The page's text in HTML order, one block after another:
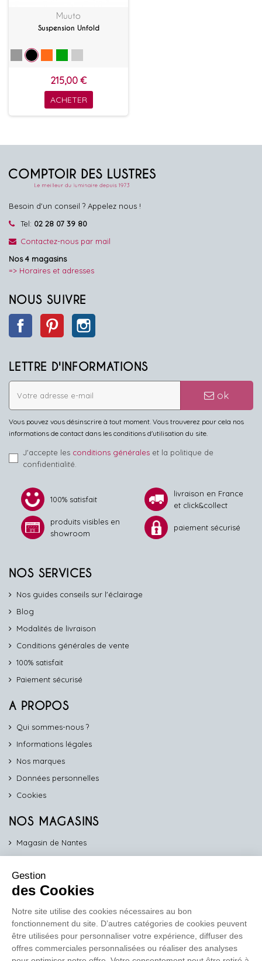
Muuto
Suspension Unfold
215,00 €
ACHETER
Besoin d'un conseil ? Appelez nous !
Tel: 02 28 07 39 80
Contactez-nous par mail
Nos 4 magasins
=> Horaires et adresses
NOUS SUIVRE
Facebook Pinterest
LETTRE D'INFORMATIONS
ok
Vous pouvez vous désinscrire à tout moment. Vous trouverez pour cela nos
informations de contact dans les conditions d'utilisation du site.
J'accepte les conditions générales et la politique de
confidentialité.
100% satisfait
livraison en France
et click&collect
produits visibles en
showroom
paiement sécurisé
NOS SERVICES
Nos guides conseils sur l'éclairage
Blog
Modalités de livraison
Conditions générales de vente
100% satisfait
Paiement sécurisé
A PROPOS
Qui sommes-nous ?
Informations légales
Nos marques
Données personnelles
Cookies
NOS MAGASINS
Magasin de Nantes
Magasin de Vannes
Magasin d'Orléans
COMPTOIR PRO
work
Gestion
des Cookies
Notre site utilise des cookies nécessaires au bon
fonctionnement du site. D’autres catégories de cookies peuvent
être utilisées pour personnaliser votre expérience, diffuser des
offres commerciales personnalisées ou réaliser des analyses